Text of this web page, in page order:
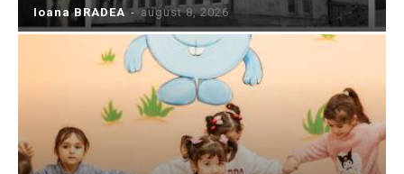
Ioana BRADEA - august 8, 2026